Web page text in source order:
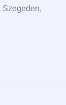
Szegeden,